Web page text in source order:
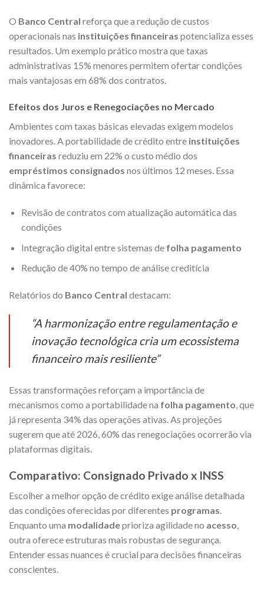
O Banco Central reforça que a redução de custos
operacionais nas instituições financeiras potencializa esses
resultados. Um exemplo prático mostra que taxas
administrativas 15% menores permitem ofertar condições
mais vantajosas em 68% dos contratos.
Efeitos dos Juros e Renegociações no Mercado
Ambientes com taxas básicas elevadas exigem modelos
inovadores. A portabilidade de crédito entre instituições
financeiras reduziu em 22% o custo médio dos
empréstimos consignados nos últimos 12 meses. Essa
dinâmica favorece:
Revisão de contratos com atualização automática das
condições
Integração digital entre sistemas de folha pagamento
Redução de 40% no tempo de análise creditícia
Relatórios do Banco Central destacam:
“A harmonização entre regulamentação e
inovação tecnológica cria um ecossistema
financeiro mais resiliente”
Essas transformações reforçam a importância de
mecanismos como a portabilidade na folha pagamento, que
já representa 34% das operações ativas. As projeções
sugerem que até 2026, 60% das renegociações ocorrerão via
plataformas digitais.
Comparativo: Consignado Privado x INSS
Escolher a melhor opção de crédito exige análise detalhada
das condições oferecidas por diferentes programas.
Enquanto uma modalidadeprioriza agilidade no acesso,
outra oferece estruturas mais robustas de segurança.
Entender essas nuances é crucial para decisões financeiras
conscientes.